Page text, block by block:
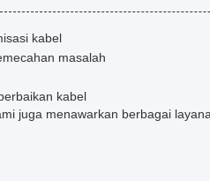
kabel
masalah
kabel
juga menawarkan berbagai